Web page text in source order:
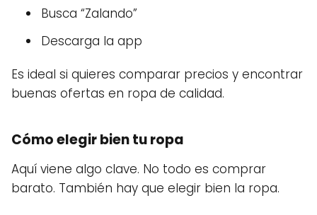
Busca “Zalando”
Descarga la app
Es ideal si quieres comparar precios y encontrar
buenas ofertas en ropa de calidad.
Cómo elegir bien tu ropa
Aquí viene algo clave. No todo es comprar
barato. También hay que elegir bien la ropa.